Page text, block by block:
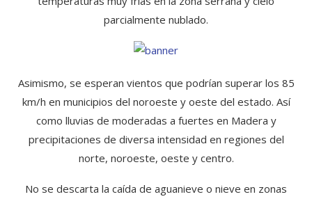
parcialmente nublado.
Asimismo, se esperan vientos que podrían superar los 85
km/h en municipios del noroeste y oeste del estado. Así
como lluvias de moderadas a fuertes en Madera y
precipitaciones de diversa intensidad en regiones del
norte, noroeste, oeste y centro.
No se descarta la caída de aguanieve o nieve en zonas